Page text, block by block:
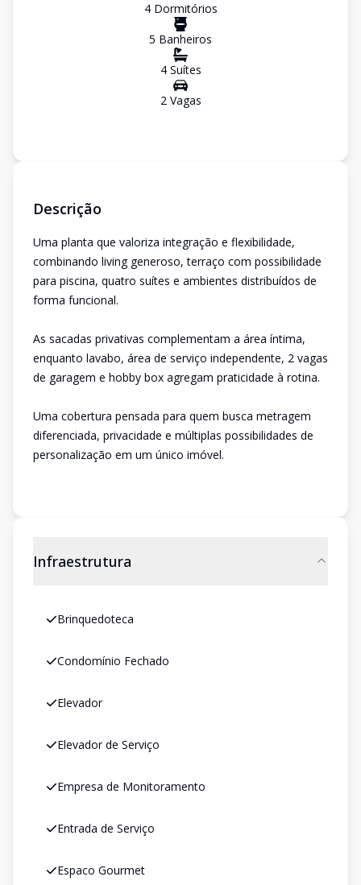
4Dormitórios
5 Banheiros
4Suítes
2Vagas
Descrição
Uma planta que valoriza integração e flexibilidade,
combinando living generoso, terraço com possibilidade
para piscina, quatro suítes e ambientes distribuídos de
forma funcional.
As sacadas privativas complementam a área íntima,
enquanto lavabo, área de serviço independente, 2 vagas
de garagem e hobby box agregam praticidade à rotina.
Uma cobertura pensada para quem busca metragem
diferenciada, privacidade e múltiplas possibilidades de
personalização em um único imóvel.
Infraestrutura
Brinquedoteca
Condomínio Fechado
Elevador
Elevador de Serviço
Empresa de Monitoramento
Entrada de Serviço
Espaco Gourmet